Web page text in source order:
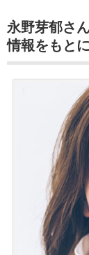
永野芽郁さ
情報をもと